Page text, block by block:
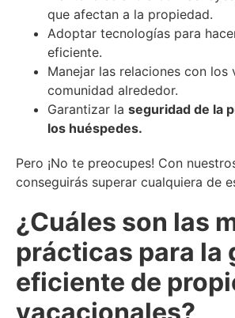
que afectan a la propiedad.
Adoptar tecnologías para
eficiente.
Manejar las relaciones con los
comunidad alrededor.
Garantizar la seguridad de la
los huéspedes.
Pero ¡No te preocupes! Con
conseguirás superar cualquiera de
¿Cuáles son las
prácticas para la
eficiente de
vacacionales?